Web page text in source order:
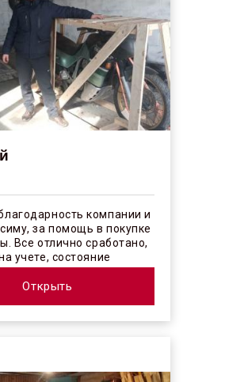
компании и
за помощь в покупке
Все отлично сработано,
учете, состояние
Открыть